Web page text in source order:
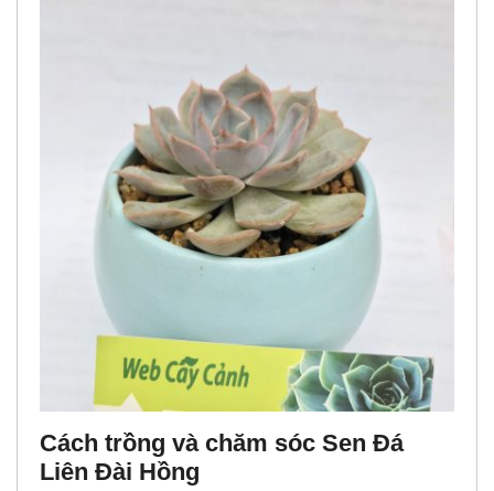
Cách trồng và chăm sóc Sen Đá
Liên Đài Hồng